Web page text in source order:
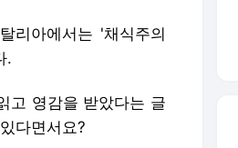
리아에서는 '채식주의
.
고 영감을 받았다는 글
다면서요?